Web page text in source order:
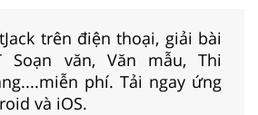
trên điện thoại, giải bài
Soạn văn, Văn mẫu, Thi
phí. Tải ngay ứng
và iOS.